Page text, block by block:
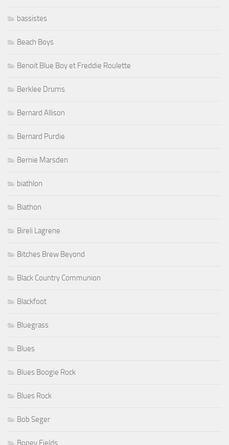
bassistes
Beach Boys
Benoit Blue Boy et Freddie Roulette
Berklee Drums
Bernard Allison
Bernard Purdie
Bernie Marsden
biathlon
Biathon
Bireli Lagrene
Bitches Brew Beyond
Black Country Communion
Blackfoot
Bluegrass
Blues
Blues Boogie Rock
Blues Rock
Bob Seger
Boney Fields